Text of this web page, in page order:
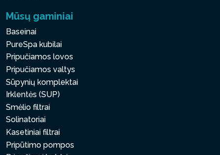
Mūsų gaminiai
Baseinai
PureSpa kubilai
Pripučiamos lovos
Pripučiamos valtys
Sūpynių komplektai
Irklentės (SUP)
Smėlio filtrai
Solinatoriai
Kasetiniai filtrai
Pripūtimo pompos